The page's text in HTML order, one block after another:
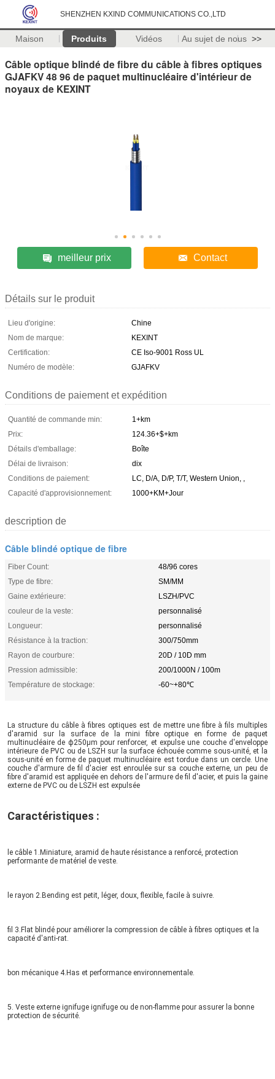
SHENZHEN KXIND COMMUNICATIONS CO.,LTD
Maison Produits Vidéos Au sujet de nous >>
Câble optique blindé de fibre du câble à fibres optiques
GJAFKV 48 96 de paquet multinucléaire d'intérieur de
noyaux de KEXINT
meilleur prix Contact
Détails sur le produit
Lieu d'origine:
Chine
Nom de marque:
KEXINT
Certification:
CE Iso-9001 Ross UL
Numéro de modèle:
GJAFKV
Conditions de paiement et expédition
Quantité de commande min:
1+km
Prix:
124.36+$+km
Détails d'emballage:
Boîte
Délai de livraison:
dix
Conditions de paiement:
LC, D/A, D/P, T/T, Western Union, ,
Capacité d'approvisionnement:
1000+KM+Jour
description de
Câble blindé optique de fibre
Fiber Count:
48/96 cores
Type de fibre:
SM/MM
Gaine extérieure:
LSZH/PVC
couleur de la veste:
personnalisé
Longueur:
personnalisé
Résistance à la traction:
300/750mm
Rayon de courbure:
20D / 10D mm
Pression admissible:
200/1000N / 100m
Température de stockage:
-60~+80℃
La structure du câble à fibres optiques est de mettre une fibre à fils multiples
d'aramid sur la surface de la mini fibre optique en forme de paquet
multinucléaire de ф250μm pour renforcer, et expulse une couche d'enveloppe
intérieure de PVC ou de LSZH sur la surface échouée comme sous-unité, et la
sous-unité en forme de paquet multinucléaire est tordue dans un cercle. Une
couche d'armure de fil d'acier est enroulée sur sa couche externe, un peu de
fibre d'aramid est appliquée en dehors de l'armure de fil d'acier, et puis la gaine
externe de PVC ou de LSZH est expulsée
Caractéristiques :
le câble 1.Miniature, aramid de haute résistance a renforcé, protection
performante de matériel de veste.
le rayon 2.Bending est petit, léger, doux, flexible, facile à suivre.
fil 3.Flat blindé pour améliorer la compression de câble à fibres optiques et la
capacité d'anti-rat.
bon mécanique 4.Has et performance environnementale.
5. Veste externe ignifuge ignifuge ou de non-flamme pour assurer la bonne
protection de sécurité.